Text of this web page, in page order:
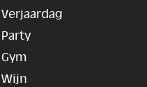
Verjaardag
Party
Gym
Wijn